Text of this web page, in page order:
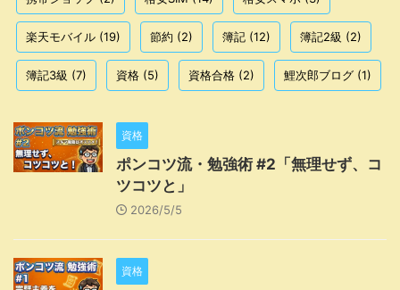
楽天モバイル (19) 節約 (2) 簿記 (12) 簿記2級 (2)
簿記3級 (7) 資格 (5) 資格合格 (2) 鯉次郎ブログ (1)
資格
ポンコツ流・勉強術 #2「無理せず、コ
ツコツと」
2026/5/5
資格